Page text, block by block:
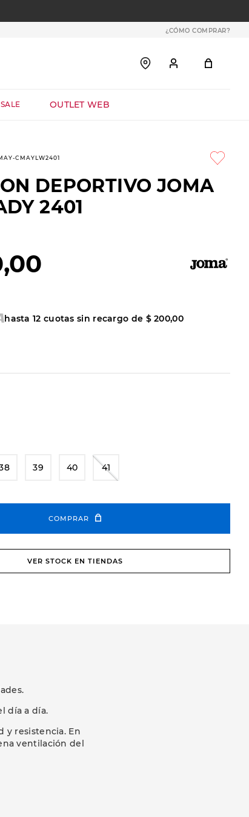
¿CÓMO COMPRAR?
SALE OUTLET WEB
CMAYLW2401
DEPORTIVO JOMA
2401
,00
hasta12 cuotas sin recargo de $ 200,00
39 40 41
COMPRAR
VER STOCK EN TIENDAS
día a día.
y resistencia. En
ventilación del